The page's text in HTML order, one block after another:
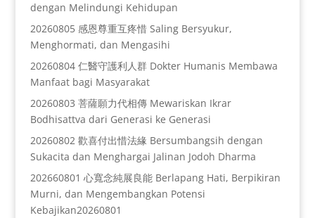
dengan Melindungi Kehidupan
20260805 感恩尊重互疼惜 Saling Bersyukur,
Menghormati, dan Mengasihi
20260804 仁醫守護利人群 Dokter Humanis Membawa
Manfaat bagi Masyarakat
20260803 菩薩願力代相傳 Mewariskan Ikrar
Bodhisattva dari Generasi ke Generasi
20260802 歡喜付出惜法緣 Bersumbangsih dengan
Sukacita dan Menghargai Jalinan Jodoh Dharma
202660801 心寬念純展良能 Berlapang Hati, Berpikiran
Murni, dan Mengembangkan Potensi
Kebajikan20260801